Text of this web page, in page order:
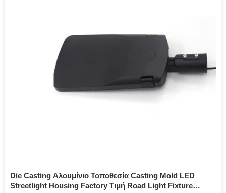
Die Casting Αλουμίνιο Τοποθεσία Casting Mold LED
Streetlight Housing Factory Τιμή Road Light Fixture